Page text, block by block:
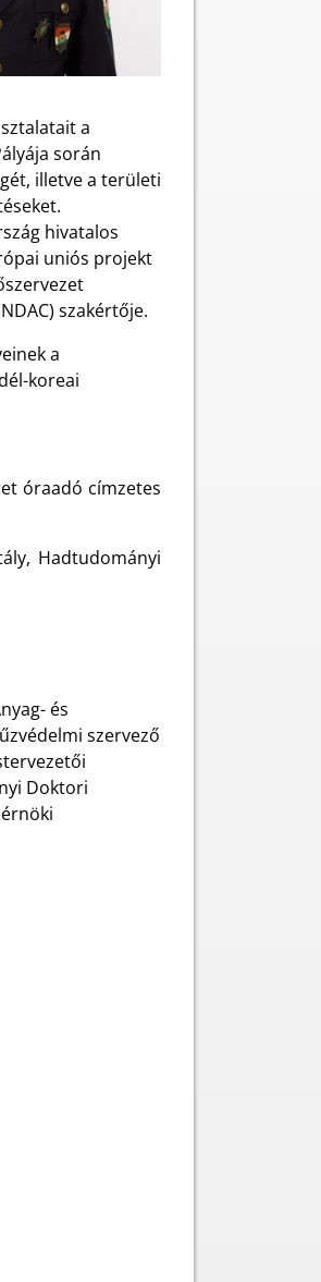
a
során
illetve a területi
hivatalos
uniós projekt
szakértője.
a
koreai
óraadó címzetes
Hadtudományi
és
szervező
Doktori